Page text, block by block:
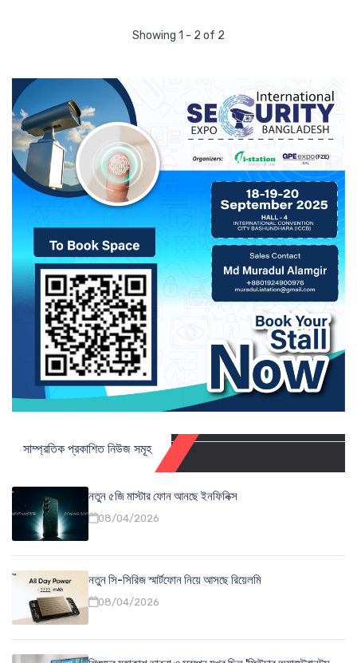
Showing 1 - 2 of 2
সাম্প্রতিক প্রকাশিত নিউজ সমূহ
নতুন ৫জি মাস্টার ফোন আনছে ইনফিনিক্স
08/04/2026
নতুন সি-সিরিজ স্মার্টফোন নিয়ে আসছে রিয়েলমি
08/04/2026